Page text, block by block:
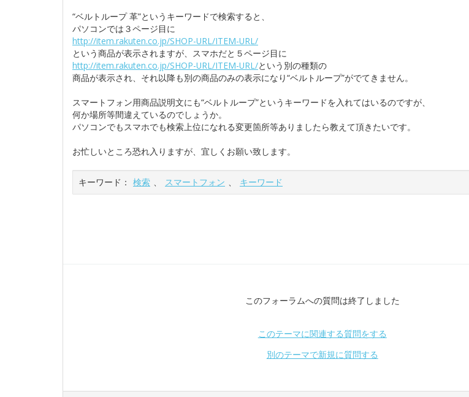
“ベルトループ 革”というキーワードで検索すると、
パソコンでは３ページ目に
http://item.rakuten.co.jp/SHOP-URL/ITEM-URL/
という商品が表示されますが、スマホだと５ページ目に
http://item.rakuten.co.jp/SHOP-URL/ITEM-URL/という別の種類の
商品が表示され、それ以降も別の商品のみの表示になり“ベルトループ”がでてきません。
スマートフォン用商品説明文にも“ベルトループ”というキーワードを入れてはいるのですが、
何か場所等間違えているのでしょうか。
パソコンでもスマホでも検索上位になれる変更箇所等ありましたら教えて頂きたいです。
お忙しいところ恐れ入りますが、宜しくお願い致します。
キーワード： 検索 、 スマートフォン 、 キーワード
このフォーラムへの質問は終了しました
このテーマに関連する質問をする
別のテーマで新規に質問する